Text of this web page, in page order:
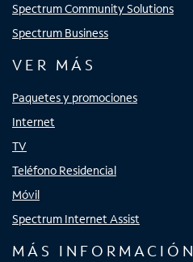
Spectrum Community Solutions
Spectrum Business
VER MÁS
Paquetes y promociones
Internet
TV
Teléfono Residencial
Móvil
Spectrum Internet Assist
MÁS INFORMACIÓN